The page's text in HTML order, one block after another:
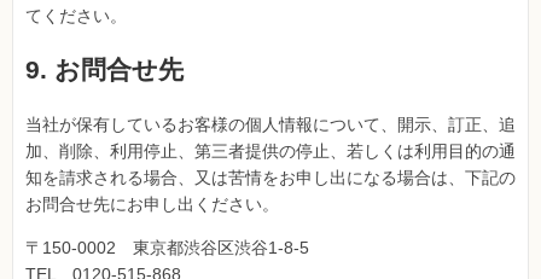
てください。
9. お問合せ先
当社が保有しているお客様の個人情報について、開示、訂正、追
加、削除、利用停止、第三者提供の停止、若しくは利用目的の通
知を請求される場合、又は苦情をお申し出になる場合は、下記の
お問合せ先にお申し出ください。
〒150-0002 東京都渋谷区渋谷1-8-5
TEL 0120-515-868